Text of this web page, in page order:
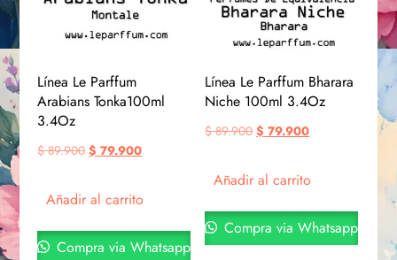
Línea Le Parffum
Arabians Tonka100ml
3.4Oz
$89.900 $ 79.900
Añadir al carrito
Compra via Whatsapp
Línea Le Parffum Bharara
Niche 100ml 3.4Oz
$89.900 $ 79.900
Añadir al carrito
Compra via Whatsapp